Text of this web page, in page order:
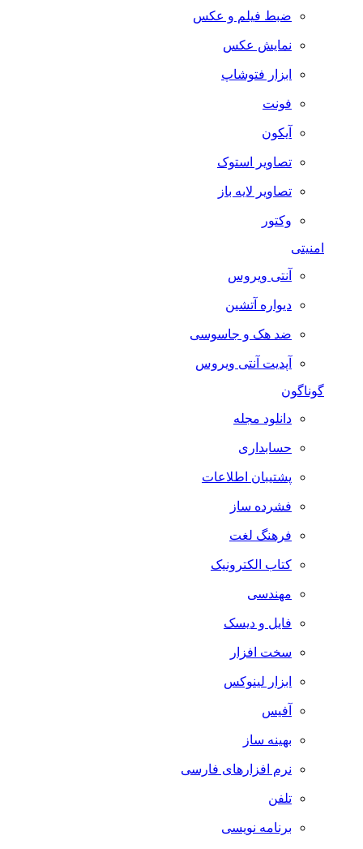
ضبط فيلم و عكس
نمایش عکس
ابزار فتوشاپ
فونت
آیکون
تصاویر استوک
تصاویر لایه باز
وکتور
امنیتی
آنتی ویروس
دیواره آتشین
ضد هک و جاسوسی
آپدیت آنتی ویروس
گوناگون
دانلود مجله
حسابداری
پشتیبان اطلاعات
فشرده ساز
فرهنگ لغت
کتاب الکترونیک
مهندسی
فایل و دیسک
سخت افزار
ابزار لینوکس
آفیس
بهینه ساز
نرم افزارهای فارسی
تلفن
برنامه نویسی